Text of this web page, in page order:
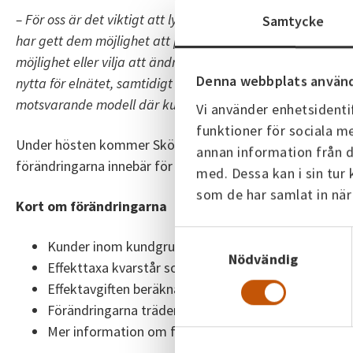
Samtycke
Denna webbplats
Vi använder
funktioner för sociala
annan information från
med. Dessa kan i sin
som de har samlat in
Nödvändig
– För oss är det viktigt att lyssna på våra kunder och tar
har gett dem möjlighet att påverka sina kostnader
möjlighet eller vilja att ändra sitt effektuttag. Med det
nytta för elnätet, samtidigt som vi erbjuder en
motsvarande modell där kunden själv kan bestämma
Under hösten kommer Skövde Energi att se över
förändringarna innebär för kunderna kommer att
Kort om förändringarna
Kunder inom kundgruppen säkringskunder
Effekttaxa kvarstår som standard och förvald
Effektavgiften beräknas utifrån genomsnittet av
Förändringarna träder i kraft den 1 januari 2027
Mer information om förändringen och nya